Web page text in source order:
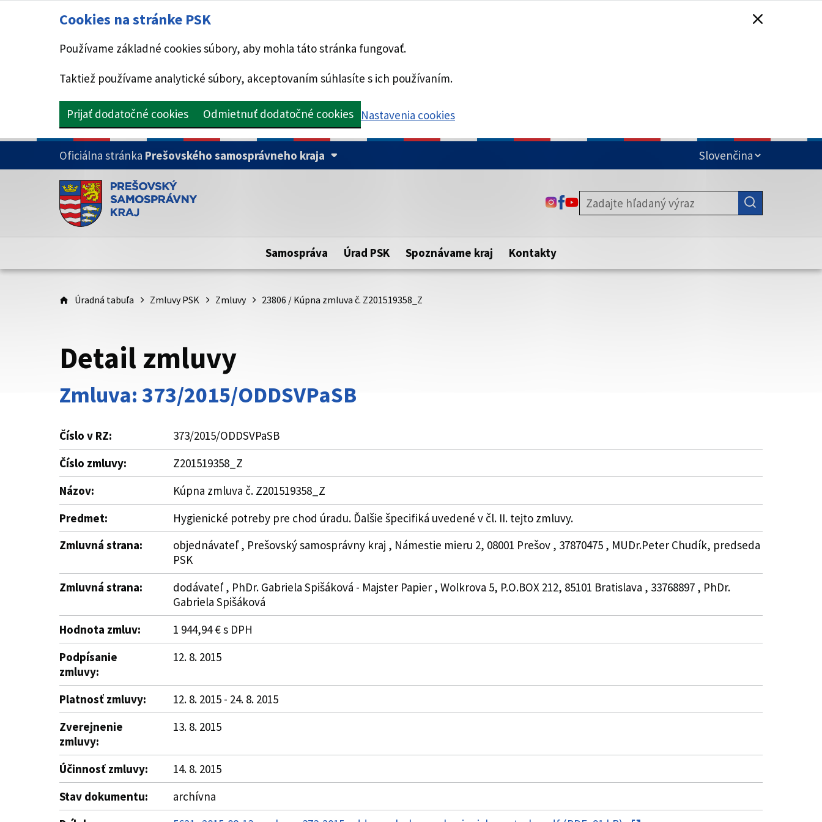
Cookies na stránke PSK
Používame základné cookies súbory, aby mohla táto stránka fungovať.
Taktiež používame analytické súbory, akceptovaním súhlasíte s ich používaním.
Prijať dodatočné cookies Odmietnuť dodatočné cookies Nastavenia cookies
PRESKOČIŤ NA HLAVNÝ OBSAH
Oficiálna stránka Prešovského samosprávneho kraja
Doména psk.sk je oficiálna
Toto je oficiálna webová stránka Prešovského samosprávneho kraja.
Táto stránka je zabezpečená
zabezpečenú webovú stránku. Zabezpečená stránka vždy začína
https:// pred názvom domény webového sídla.
ODKAZ SA OTVORÍ NA NOVEJ KARTE
ODKAZ SA OTVORÍ NA NOVEJ KARTE
ODKAZ SA OTVORÍ NA NOVEJ KARTE
Samospráva Úrad PSK Spoznávame kraj Kontakty
Úradná tabuľa Zmluvy PSK Zmluvy 23806 / Kúpna zmluva č. Z201519358_Z
Detail zmluvy
Zmluva: 373/2015/ODDSVPaSB
Číslo v RZ:
373/2015/ODDSVPaSB
Číslo zmluvy:
Z201519358_Z
Názov:
Kúpna zmluva č. Z201519358_Z
Predmet:
Hygienické potreby pre chod úradu. Ďalšie špecifiká uvedené v čl. II. tejto zmluvy.
Zmluvná strana:
objednávateľ , Prešovský samosprávny kraj , Námestie mieru 2, 08001 Prešov , 37870475 , MUDr.Peter Chudík, predseda
PSK
Zmluvná strana:
dodávateľ , PhDr. Gabriela Spišáková - Majster Papier , Wolkrova 5, P.O.BOX 212, 85101 Bratislava , 33768897 , PhDr.
Gabriela Spišáková
Hodnota zmluv:
1 944,94 € s DPH
Podpísanie
zmluvy:
12. 8. 2015
Platnosť zmluvy:
12. 8. 2015 - 24. 8. 2015
Zverejnenie
zmluvy:
13. 8. 2015
Účinnosť zmluvy:
14. 8. 2015
Stav dokumentu:
archívna